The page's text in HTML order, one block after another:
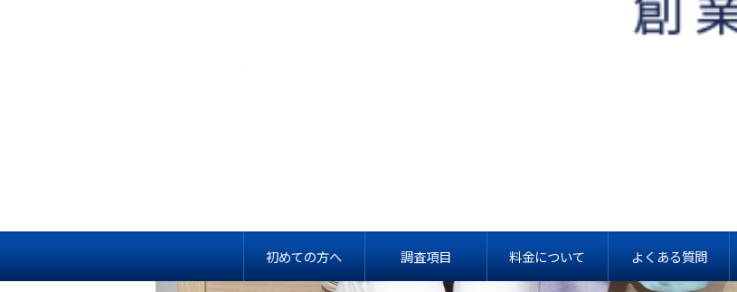
初めての方へ 調査項目 料金について よくある質問